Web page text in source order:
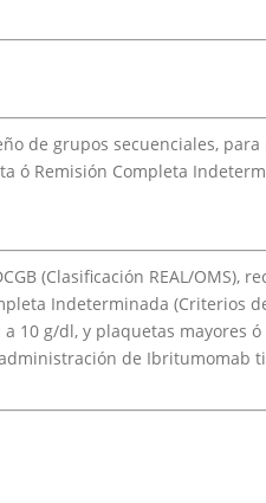
de grupos secuenciales,
ó Remisión Completa
(Clasificación REAL/OMS),
Indeterminada (Criterios
10 g/dl, y plaquetas mayores
de Ibritumomab